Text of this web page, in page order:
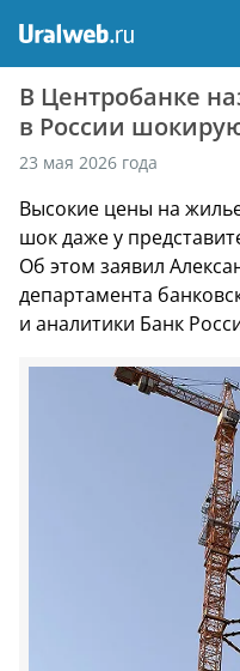
В Центробанке
в России
23 мая 2026 года
Высокие цены на
шок даже у
Об этом заявил
департамента
и аналитики Банк